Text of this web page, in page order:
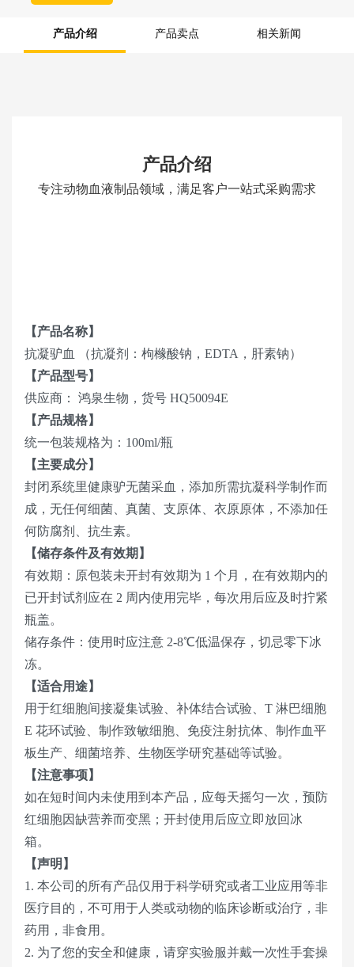
产品介绍 产品卖点 相关新闻
产品介绍
专注动物血液制品领域，满足客户一站式采购需求
【产品名称】
抗凝驴血 （抗凝剂：枸橼酸钠，EDTA，肝素钠）
【产品型号】
供应商： 鸿泉生物，货号 HQ50094E
【产品规格】
统一包装规格为：100ml/瓶
【主要成分】
封闭系统里健康驴无菌采血，添加所需抗凝科学制作而
成，无任何细菌、真菌、支原体、衣原原体，不添加任
何防腐剂、抗生素。
【储存条件及有效期】
有效期：原包装未开封有效期为 1 个月，在有效期内的
已开封试剂应在 2 周内使用完毕，每次用后应及时拧紧
瓶盖。
储存条件：使用时应注意 2-8℃低温保存，切忌零下冰
冻。
【适合用途】
用于红细胞间接凝集试验、补体结合试验、T 淋巴细胞
E 花环试验、制作致敏细胞、免疫注射抗体、制作血平
板生产、细菌培养、生物医学研究基础等试验。
【注意事项】
如在短时间内未使用到本产品，应每天摇匀一次，预防
红细胞因缺营养而变黑；开封使用后应立即放回冰
箱。
【声明】
1. 本公司的所有产品仅用于科学研究或者工业应用等非
医疗目的，不可用于人类或动物的临床诊断或治疗，非
药用，非食用。
2. 为了您的安全和健康，请穿实验服并戴一次性手套操